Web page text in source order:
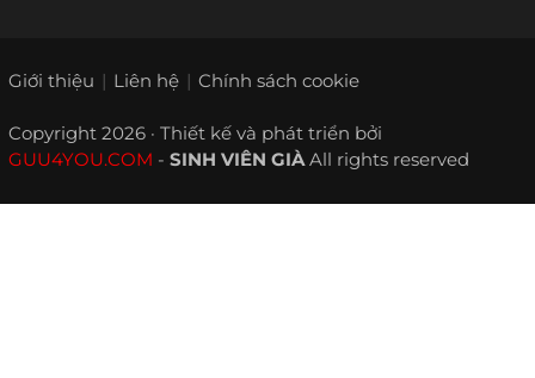
Giới thiệu Liên hệ Chính sách cookie
Copyright 2026 · Thiết kế và phát triển bởi
GUU4YOU.COM - SINH VIÊN GIÀAll rights reserved